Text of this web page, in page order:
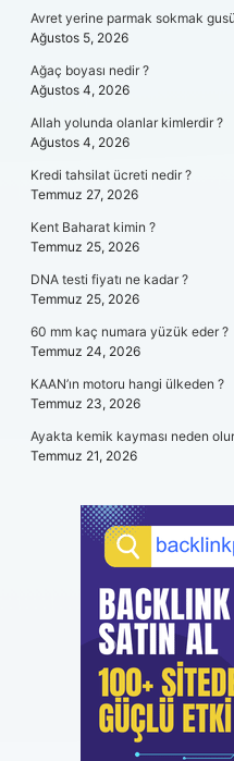
Avret yerine parmak sokmak
Ağustos 5, 2026
Ağaç boyası nedir ?
Ağustos 4, 2026
Allah yolunda olanlar kimlerdir ?
Ağustos 4, 2026
Kredi tahsilat ücreti nedir ?
Temmuz 27, 2026
Kent Baharat kimin ?
Temmuz 25, 2026
DNA testi fiyatı ne kadar ?
Temmuz 25, 2026
60 mm kaç numara yüzük eder ?
Temmuz 24, 2026
KAAN’ın motoru hangi ülkeden ?
Temmuz 23, 2026
Ayakta kemik kayması neden
Temmuz 21, 2026